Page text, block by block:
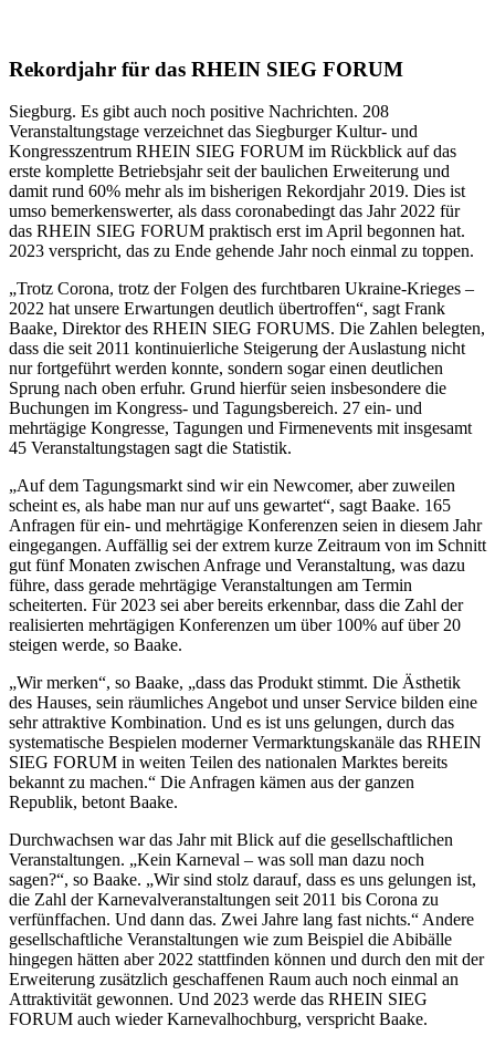
Rekordjahr für das RHEIN SIEG FORUM
Siegburg. Es gibt auch noch positive Nachrichten. 208
Veranstaltungstage verzeichnet das Siegburger Kultur- und
Kongresszentrum RHEIN SIEG FORUM im Rückblick auf das
erste komplette Betriebsjahr seit der baulichen Erweiterung und
damit rund 60% mehr als im bisherigen Rekordjahr 2019. Dies ist
umso bemerkenswerter, als dass coronabedingt das Jahr 2022 für
das RHEIN SIEG FORUM praktisch erst im April begonnen hat.
2023 verspricht, das zu Ende gehende Jahr noch einmal zu toppen.
„Trotz Corona, trotz der Folgen des furchtbaren Ukraine-Krieges –
2022 hat unsere Erwartungen deutlich übertroffen“, sagt Frank
Baake, Direktor des RHEIN SIEG FORUMS. Die Zahlen belegten,
dass die seit 2011 kontinuierliche Steigerung der Auslastung nicht
nur fortgeführt werden konnte, sondern sogar einen deutlichen
Sprung nach oben erfuhr. Grund hierfür seien insbesondere die
Buchungen im Kongress- und Tagungsbereich. 27 ein- und
mehrtägige Kongresse, Tagungen und Firmenevents mit insgesamt
45 Veranstaltungstagen sagt die Statistik.
„Auf dem Tagungsmarkt sind wir ein Newcomer, aber zuweilen
scheint es, als habe man nur auf uns gewartet“, sagt Baake. 165
Anfragen für ein- und mehrtägige Konferenzen seien in diesem Jahr
eingegangen. Auffällig sei der extrem kurze Zeitraum von im Schnitt
gut fünf Monaten zwischen Anfrage und Veranstaltung, was dazu
führe, dass gerade mehrtägige Veranstaltungen am Termin
scheiterten. Für 2023 sei aber bereits erkennbar, dass die Zahl der
realisierten mehrtägigen Konferenzen um über 100% auf über 20
steigen werde, so Baake.
„Wir merken“, so Baake, „dass das Produkt stimmt. Die Ästhetik
des Hauses, sein räumliches Angebot und unser Service bilden eine
sehr attraktive Kombination. Und es ist uns gelungen, durch das
systematische Bespielen moderner Vermarktungskanäle das RHEIN
SIEG FORUM in weiten Teilen des nationalen Marktes bereits
bekannt zu machen.“ Die Anfragen kämen aus der ganzen
Republik, betont Baake.
Durchwachsen war das Jahr mit Blick auf die gesellschaftlichen
Veranstaltungen. „Kein Karneval – was soll man dazu noch
sagen?“, so Baake. „Wir sind stolz darauf, dass es uns gelungen ist,
die Zahl der Karnevalveranstaltungen seit 2011 bis Corona zu
verfünffachen. Und dann das. Zwei Jahre lang fast nichts.“ Andere
gesellschaftliche Veranstaltungen wie zum Beispiel die Abibälle
hingegen hätten aber 2022 stattfinden können und durch den mit der
Erweiterung zusätzlich geschaffenen Raum auch noch einmal an
Attraktivität gewonnen. Und 2023 werde das RHEIN SIEG
FORUM auch wieder Karnevalhochburg, verspricht Baake.